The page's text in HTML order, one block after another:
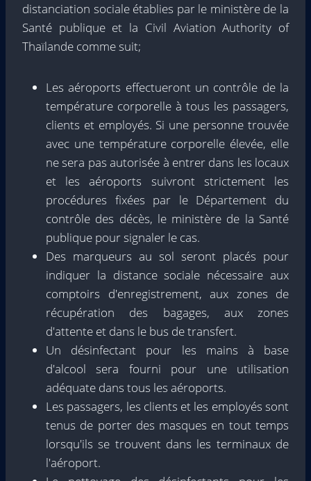
distanciation sociale établies par le ministère de la
Santé publique et la Civil Aviation Authority of
Thaïlande comme suit;
Les aéroports effectueront un contrôle de la
température corporelle à tous les passagers,
clients et employés. Si une personne trouvée
avec une température corporelle élevée, elle
ne sera pas autorisée à entrer dans les locaux
et les aéroports suivront strictement les
procédures fixées par le Département du
contrôle des décès, le ministère de la Santé
publique pour signaler le cas.
Des marqueurs au sol seront placés pour
indiquer la distance sociale nécessaire aux
comptoirs d'enregistrement, aux zones de
récupération des bagages, aux zones
d'attente et dans le bus de transfert.
Un désinfectant pour les mains à base
d'alcool sera fourni pour une utilisation
adéquate dans tous les aéroports.
Les passagers, les clients et les employés sont
tenus de porter des masques en tout temps
lorsqu'ils se trouvent dans les terminaux de
l'aéroport.